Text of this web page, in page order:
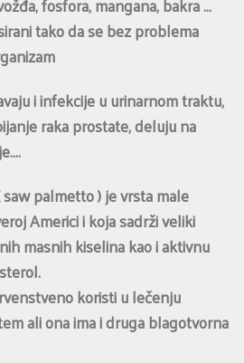
tako da se bez problema
i infekcije u urinarnom traktu,
raka prostate, deluju na
palmetto ) je vrsta male
Americi i koja sadrži veliki
masnih kiselina kao i aktivnu
koristi u lečenju
ali ona ima i druga blagotvorna